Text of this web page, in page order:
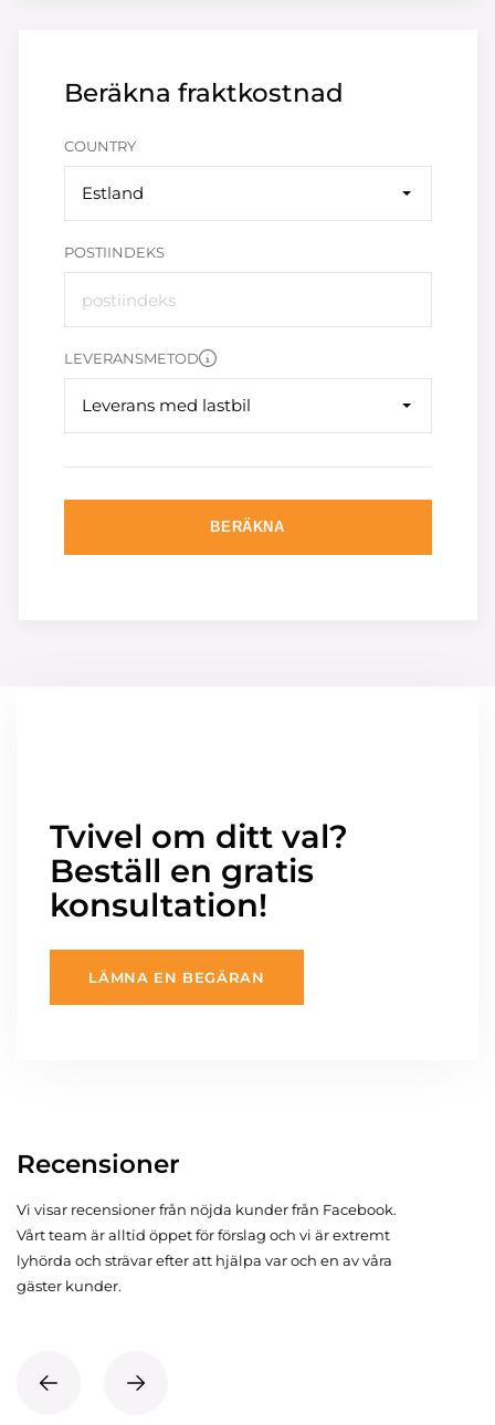
Beräkna fraktkostnad
COUNTRY
Estland
POSTIINDEKS
LEVERANSMETOD
Leverans med lastbil
BERÄKNA
Tvivel om ditt val?
Beställ en gratis
konsultation!
LÄMNA EN BEGÄRAN
Recensioner
Vi visar recensioner från nöjda kunder från Facebook.
Vårt team är alltid öppet för förslag och vi är extremt
lyhörda och strävar efter att hjälpa var och en av våra
gäster kunder.